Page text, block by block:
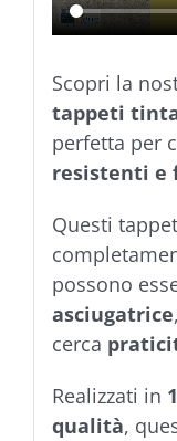
Scopri la
tappeti
perfetta per
resistenti e
Questi
possono
asciugatrice
cerca
Realizzati in
qualità,